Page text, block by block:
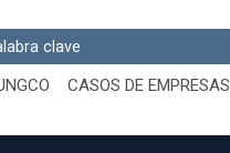
CASOS DE EMPRESAS